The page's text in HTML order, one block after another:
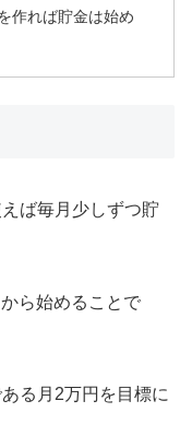
作れば貯金は始め
ば毎月少しずつ貯
ら始めることで
る月2万円を目標に